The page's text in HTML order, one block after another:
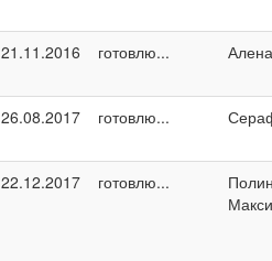
21.11.2016 готовлю... Алена
26.08.2017 готовлю...
22.12.2017 готовлю...